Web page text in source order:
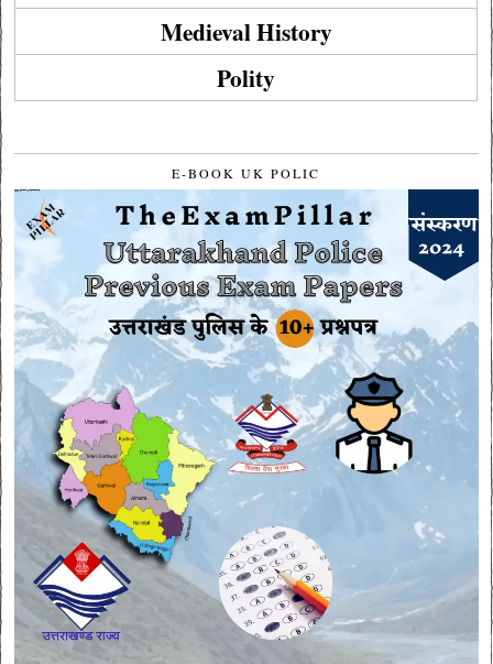
Medieval History
Polity
E-BOOK UK POLIC